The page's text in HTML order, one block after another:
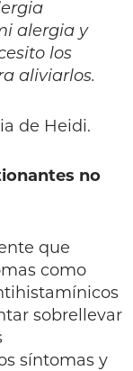
alergia y
los
aliviarlos.
de Heidi.
no
que
como
sobrellevar
síntomas y